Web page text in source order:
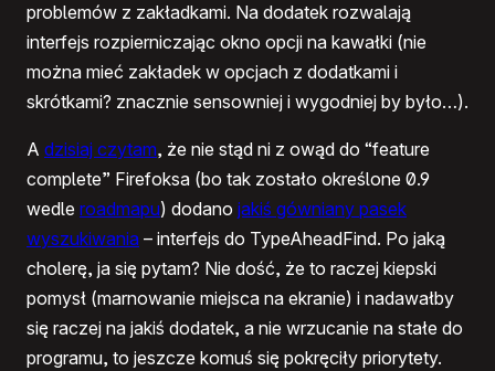
problemów z zakładkami. Na dodatek rozwalają
interfejs rozpierniczając okno opcji na kawałki (nie
można mieć zakładek w opcjach z dodatkami i
skrótkami? znacznie sensowniej i wygodniej by było…).
A dzisiaj czytam, że nie stąd ni z owąd do “feature
complete” Firefoksa (bo tak zostało określone 0.9
wedle roadmapu) dodano jakiś gówniany pasek
wyszukiwania – interfejs do TypeAheadFind. Po jaką
cholerę, ja się pytam? Nie dość, że to raczej kiepski
pomysł (marnowanie miejsca na ekranie) i nadawałby
się raczej na jakiś dodatek, a nie wrzucanie na stałe do
programu, to jeszcze komuś się pokręciły priorytety.